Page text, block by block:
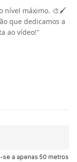
nível máximo. 🎨🖌️
que dedicamos a
ao vídeo!"
se a apenas 50 metros